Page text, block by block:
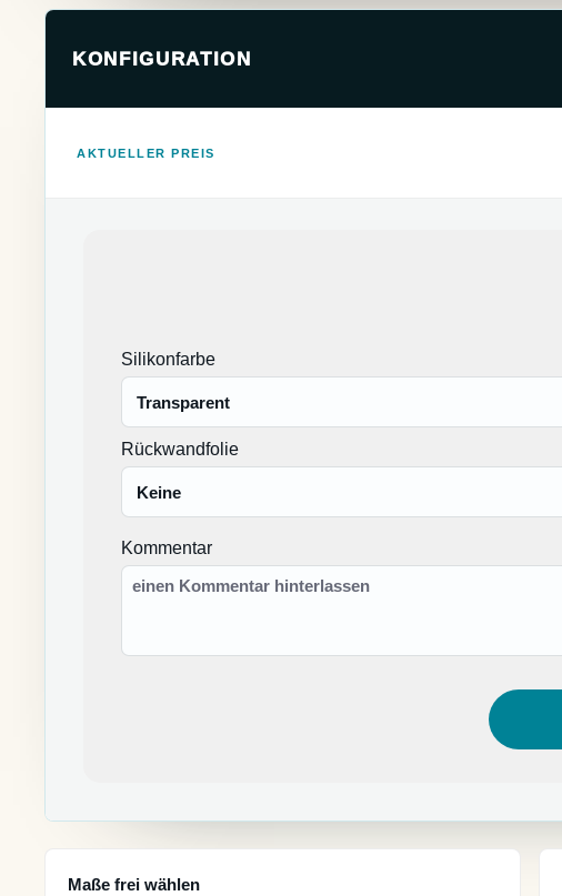
KONFIGURATION
AKTUELLER PREIS
Silikonfarbe
Rückwandfolie
Kommentar
Maße frei wählen